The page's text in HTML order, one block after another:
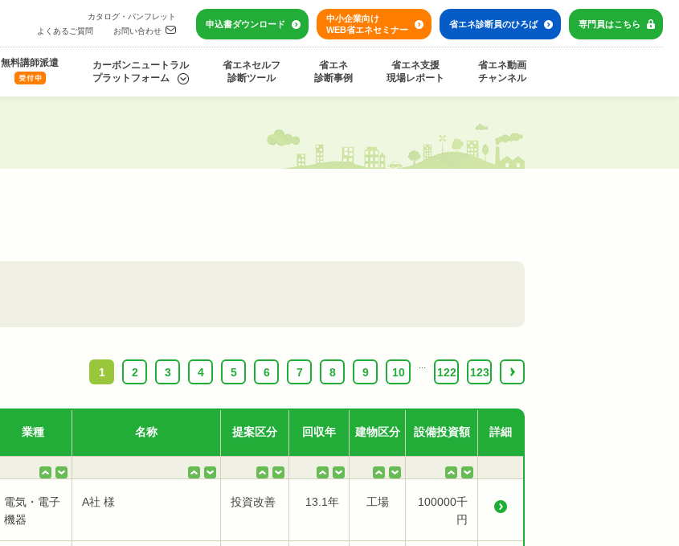
カタログ・パンフレット
よくあるご質問
お問い合わせ
申込書ダウンロード
中小企業向け
WEB省エネセミナー
省エネ診断員のひろば 専門員はこちら
無料講師派遣
カーボンニュートラル
プラットフォーム
省エネセルフ
診断ツール
省エネ
診断事例
省エネ支援
現場レポート
省エネ動画
チャンネル
1
2 3 4 5 6 7 8 9 10 122 123 ›
業種 名称 提案区分 回収年 建物区分 設備投資額 詳細
電気・電子
機器
A社 様 投資改善 13.1年 工場
100000千
円